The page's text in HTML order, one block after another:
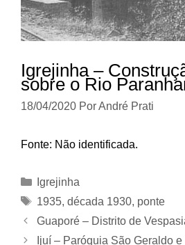
Igrejinha –
sobre o Rio
18/04/2020 PorAndré Prati
Fonte: Não identificada.
Categorias
Igrejinha
Tags
1935, década 1930, ponte
Guaporé – Distrito de
Ijuí – Paróquia São Geraldo